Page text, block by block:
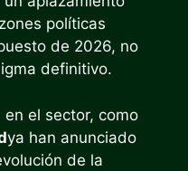
políticas
de 2026, no
definitivo.
el sector, como
ya han anunciado
de la